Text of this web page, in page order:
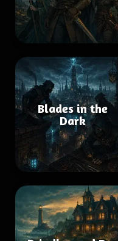
Blades in the
Dark